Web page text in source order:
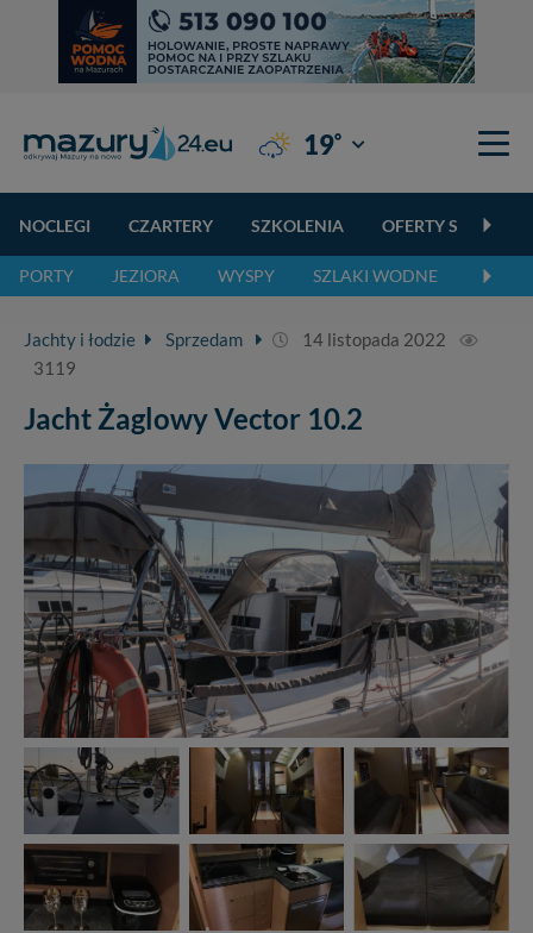
19° Giżycko
NOCLEGI CZARTERY SZKOLENIA OFERTY
PORTY JEZIORA WYSPY SZLAKI WODNE
Jachty i łodzie Sprzedam
14 listopada 2022
3119
Jacht Żaglowy Vector 10.2